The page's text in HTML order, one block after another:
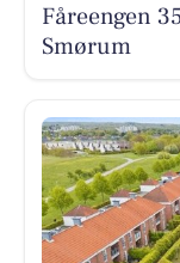
Fåreengen
Smørum